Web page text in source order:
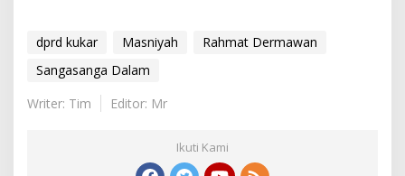
dprd kukar Masniyah
Rahmat Dermawan
Sangasanga Dalam
Writer: Tim
Editor: Mr
Ikuti Kami